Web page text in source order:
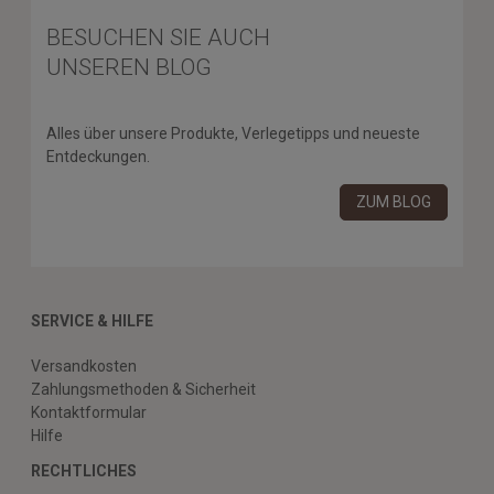
BESUCHEN SIE AUCH
UNSEREN BLOG
Alles über unsere Produkte, Verlegetipps und neueste
Entdeckungen.
ZUM BLOG
SERVICE & HILFE
Versandkosten
Zahlungsmethoden & Sicherheit
Kontaktformular
Hilfe
RECHTLICHES